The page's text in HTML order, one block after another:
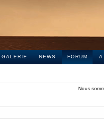
GALERIE NEWS FORUM A
Nous